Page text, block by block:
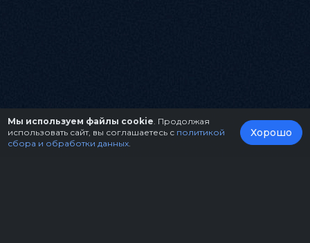
Мы используем файлы cookie . Продолжая
использовать сайт, вы соглашаетесь с политикой
сбора и обработки данных
Хорошо